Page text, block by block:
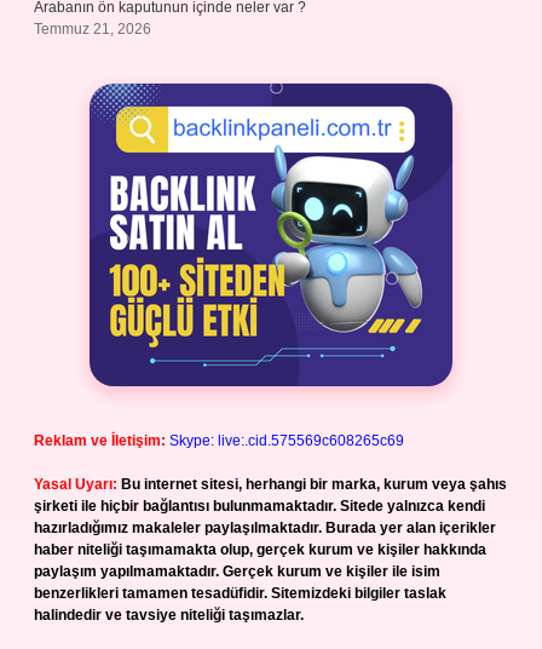
Arabanın ön kaputunun içinde neler var ?
Temmuz 21, 2026
Reklam ve İletişim: Skype: live:.cid.575569c608265c69
Yasal Uyarı: Bu internet sitesi, herhangi bir marka, kurum veya şahıs
şirketi ile hiçbir bağlantısı bulunmamaktadır. Sitede yalnızca kendi
hazırladığımız makaleler paylaşılmaktadır. Burada yer alan içerikler
haber niteliği taşımamakta olup, gerçek kurum ve kişiler hakkında
paylaşım yapılmamaktadır. Gerçek kurum ve kişiler ile isim
benzerlikleri tamamen tesadüfidir. Sitemizdeki bilgiler taslak
halindedir ve tavsiye niteliği taşımazlar.